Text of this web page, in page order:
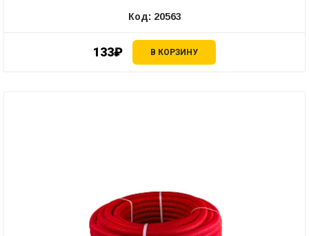
133₽ В КОРЗИНУ
Код: 20563